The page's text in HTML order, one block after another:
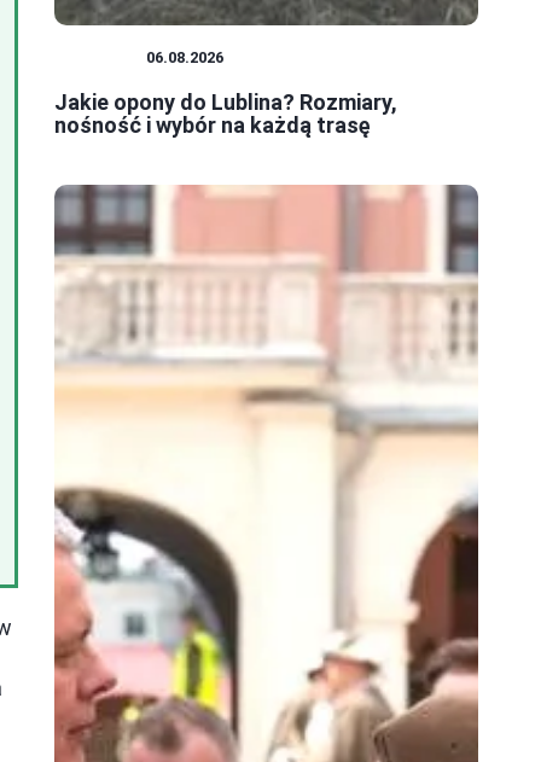
06.08.2026
Jakie opony do Lublina? Rozmiary,
nośność i wybór na każdą trasę